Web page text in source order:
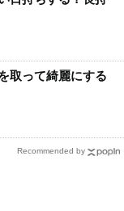
取って綺麗にする
Recommended by